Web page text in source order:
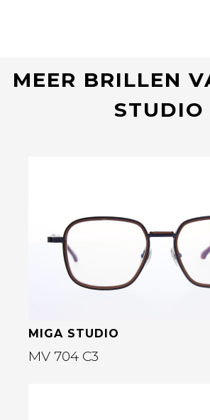
MEER BRILLEN
STUDIO
MIGA STUDIO
MV 704 C3